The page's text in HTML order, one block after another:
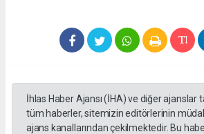
İhlas Haber Ajansı (İHA) ve diğer ajanslar
tüm haberler, sitemizin editörlerinin
ajans kanallarından çekilmektedir. Bu